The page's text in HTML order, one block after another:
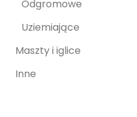
Odgromowe
Uziemiające
Maszty i iglice
Inne